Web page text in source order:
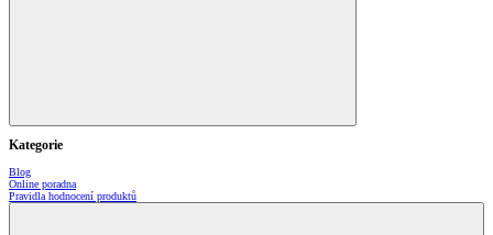
Kategorie
Blog
Online poradna
Pravidla hodnocení produktů